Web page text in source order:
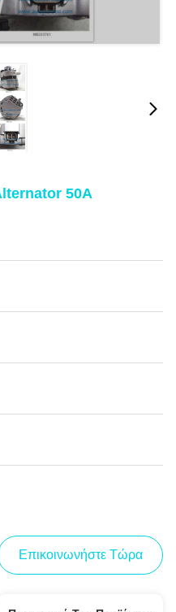
50A
Επικοινωνήστε Τώρα